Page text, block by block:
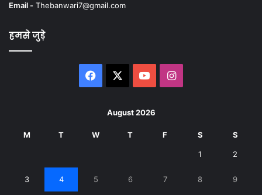
Email - Thebanwari7@gmail.com
हमसे जुड़े
Facebook YouTubeInstagram
August 2026
M T W T F S S
1 2
3 4 5 6 7 8 9